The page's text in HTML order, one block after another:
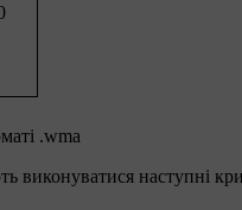
.wma
виконуватися наступні